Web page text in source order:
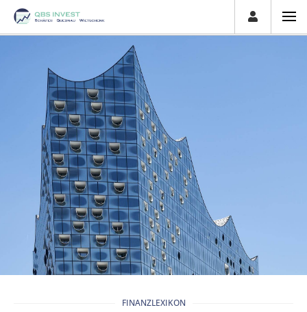
FINANZLEXIKON